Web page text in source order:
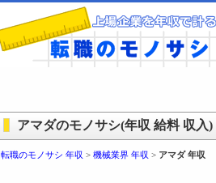
アマダのモノサシ(年収 給料 収入)
転職のモノサシ 年収 > 機械業界 年収 > アマダ 年収